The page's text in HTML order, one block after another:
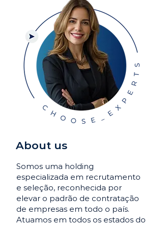
About us
Somos uma holding
especializada em recrutamento
e seleção, reconhecida por
elevar o padrão de contratação
de empresas em todo o país.
Atuamos em todos os estados do